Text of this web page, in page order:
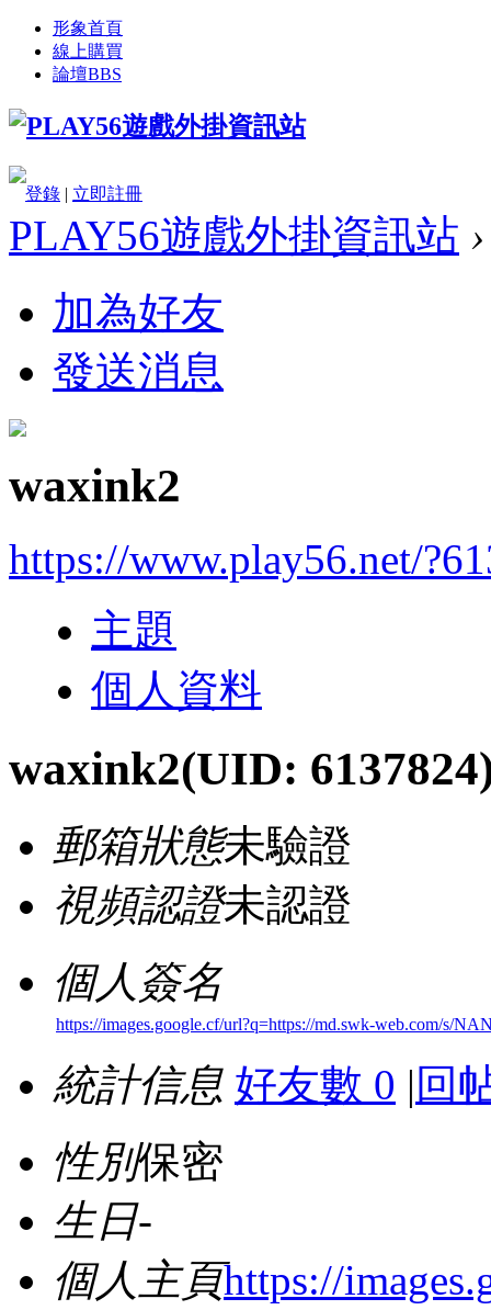
形象首頁
線上購買
論壇BBS
登錄 | 立即註冊
PLAY56遊戲外掛資訊站 ›
加為好友
發送消息
waxink2
https://www.play56.net/
主題
個人資料
waxink2(UID:
郵箱狀態未驗證
視頻認證未認證
個人簽名
https://images.google.cf/url?q=https://md.swk-web.com/s/
統計信息 好友數 0 | 回
性別保密
生日-
個人主頁https://